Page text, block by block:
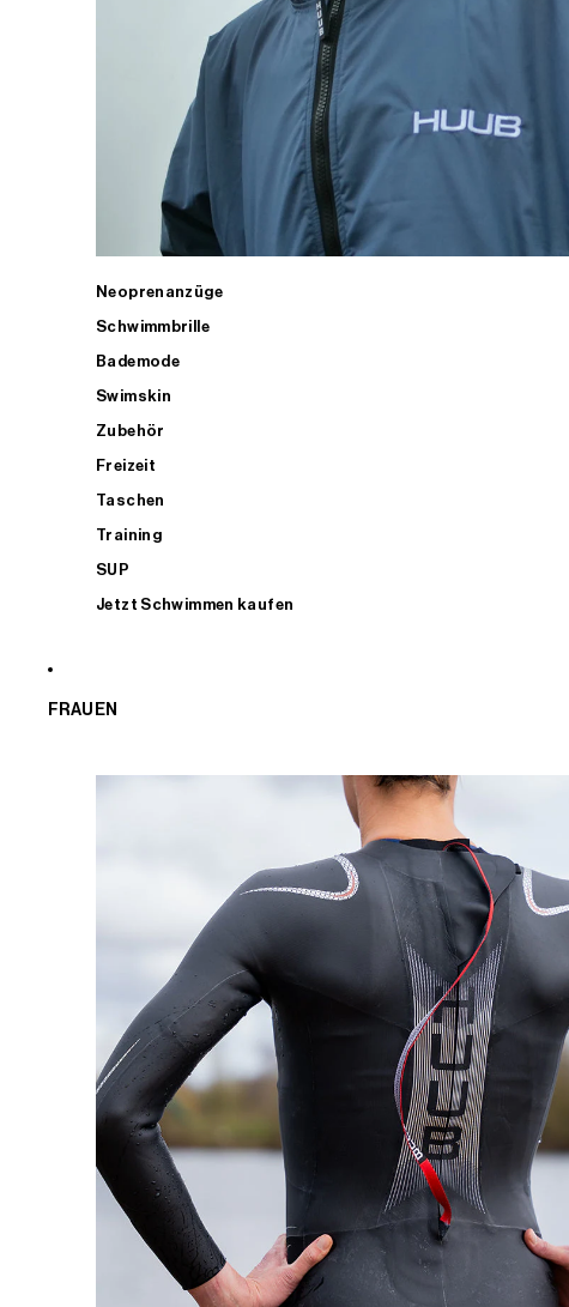
Neoprenanzüge
Schwimmbrille
Bademode
Swimskin
Zubehör
Freizeit
Taschen
Training
SUP
Jetzt Schwimmen kaufen
FRAUEN